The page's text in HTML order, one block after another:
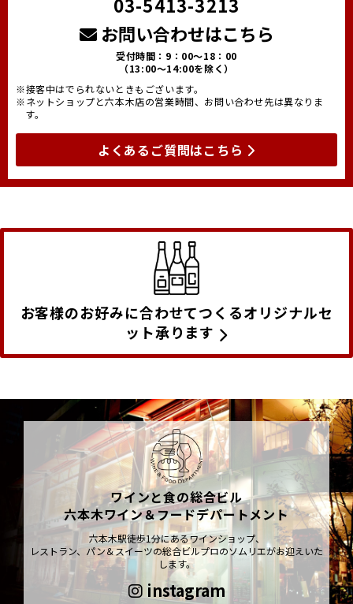
お問い合わせはこちら
受付時間：9：00～18：00
（13:00～14:00を除く）
※接客中はでられないときもございます。
※ネットショップと六本木店の営業時間、お問い合わせ先は異なりま
す。
よくあるご質問はこちら
お客様のお好みに合わせてつくるオリジナルセ
ット承ります
ワインと食の総合ビル
六本木ワイン＆フードデパートメント
六本木駅徒歩1分にあるワインショップ、
レストラン、パン＆スイーツの総合ビルプロのソムリエがお迎えいた
します。
instagram